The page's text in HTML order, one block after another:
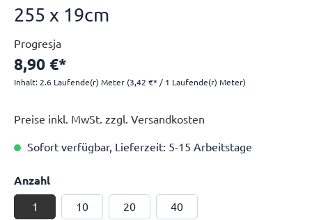
255 x 19cm
Progresja
8,90 €*
Inhalt: 2.6 Laufende(r) Meter (3,42 €* / 1 Laufende(r) Meter)
Preise inkl. MwSt. zzgl. Versandkosten
Sofort verfügbar, Lieferzeit: 5-15 Arbeitstage
Anzahl
1 10 20 40